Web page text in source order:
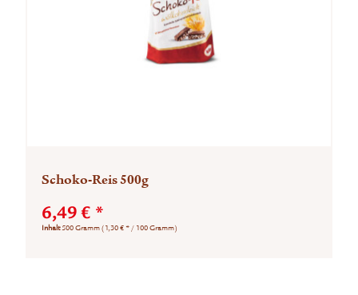
Schoko-Reis 500g
6,49 € *
Inhalt500 Gramm(1,30 € * / 100 Gramm)